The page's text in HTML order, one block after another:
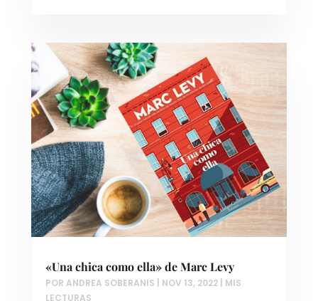
«Una chica como ella» de Marc Levy
POR ANDREA SOBERANIS NOV 13, 2022| MIS
LECTURAS